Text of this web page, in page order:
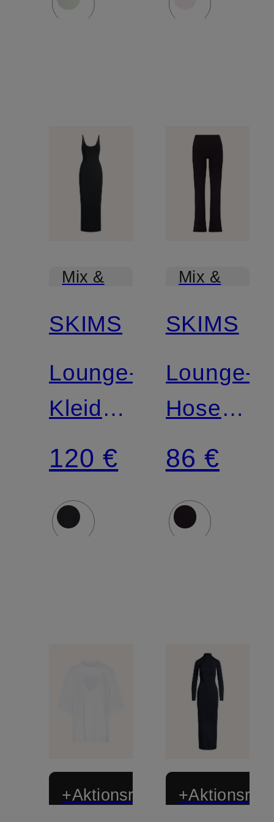
Mix &
SKIMS
Lounge-
Kleid
SMOOTH
LAYERS
120 €
Mix &
SKIMS
Lounge-
Hose
COTTON
JERSEY
86 €
+Aktionsrabatt